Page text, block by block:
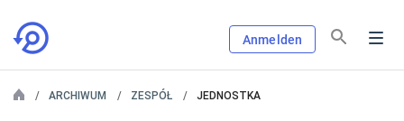
Anmelden
ARCHIWUM ZESPÓŁ JEDNOSTKA